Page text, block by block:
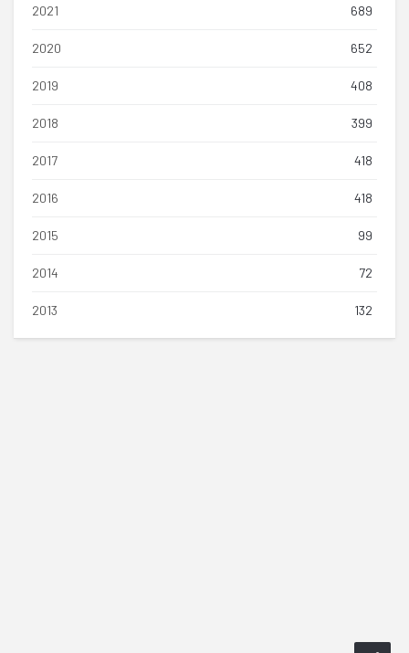
2021 689
2020 652
2019 408
2018 399
2017 418
2016 418
2015 99
2014 72
2013 132